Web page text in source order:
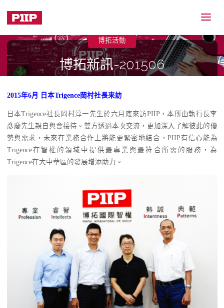
博拓新訊-201506
博拓活動
2015年6月 日本Trigence岡村社長來訪
日本Trigence社長岡村淳一先生於六月底來訪PIIP，本所由執行長李
彥慶先生親自與會接待。雙方透過本次交流，更加深入了解彼此的優
勢與需求，未來在業務合作上將能更緊密地結合，PIIP有信心能為
Trigence在智權的領域中提供最專業與最符合所需的服務，為
Trigence在大中華區的發展增添助力。